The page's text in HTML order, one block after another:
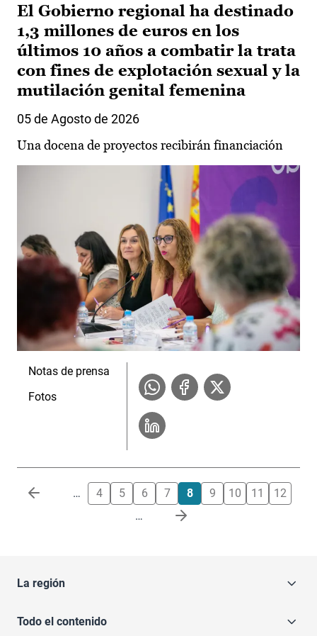
El Gobierno regional ha destinado
1,3 millones de euros en los
últimos 10 años a combatir la trata
con fines de explotación sexual y la
mutilación genital femenina
05 de Agosto de 2026
Una docena de proyectos recibirán financiación
Notas de prensa
Fotos
Paginación … 4 5 6 7 8 9 10 11
12
…
La región
Todo el contenido